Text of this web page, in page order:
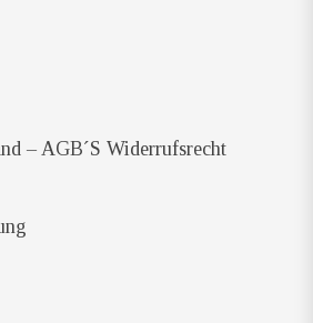
– AGB´s Widerrufsrecht